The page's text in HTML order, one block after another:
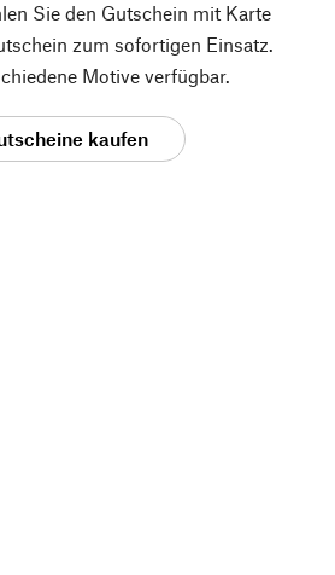
Sie den Gutschein mit Karte
zum sofortigen Einsatz.
Motive verfügbar.
kaufen